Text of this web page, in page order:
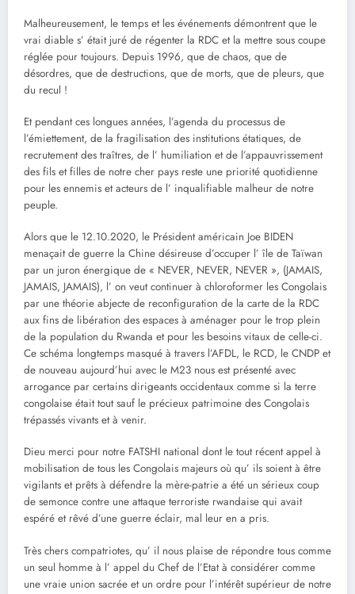
Malheureusement, le temps et les événements démontrent que le
vrai diable s’ était juré de régenter la RDC et la mettre sous coupe
réglée pour toujours. Depuis 1996, que de chaos, que de
désordres, que de destructions, que de morts, que de pleurs, que
du recul !
Et pendant ces longues années, l’agenda du processus de
l’émiettement, de la fragilisation des institutions étatiques, de
recrutement des traîtres, de l’ humiliation et de l’appauvrissement
des fils et filles de notre cher pays reste une priorité quotidienne
pour les ennemis et acteurs de l’ inqualifiable malheur de notre
peuple.
Alors que le 12.10.2020, le Président américain Joe BIDEN
menaçait de guerre la Chine désireuse d’occuper l’ île de Taïwan
par un juron énergique de « NEVER, NEVER, NEVER », (JAMAIS,
JAMAIS, JAMAIS), l’ on veut continuer à chloroformer les Congolais
par une théorie abjecte de reconfiguration de la carte de la RDC
aux fins de libération des espaces à aménager pour le trop plein
de la population du Rwanda et pour les besoins vitaux de celle-ci.
Ce schéma longtemps masqué à travers l’AFDL, le RCD, le CNDP et
de nouveau aujourd’hui avec le M23 nous est présenté avec
arrogance par certains dirigeants occidentaux comme si la terre
congolaise était tout sauf le précieux patrimoine des Congolais
trépassés vivants et à venir.
Dieu merci pour notre FATSHI national dont le tout récent appel à
mobilisation de tous les Congolais majeurs où qu’ ils soient à être
vigilants et prêts à défendre la mère-patrie a été un sérieux coup
de semonce contre une attaque terroriste rwandaise qui avait
espéré et rêvé d’une guerre éclair, mal leur en a pris.
Très chers compatriotes, qu’ il nous plaise de répondre tous comme
un seul homme à l’ appel du Chef de l’Etat à considérer comme
une vraie union sacrée et un ordre pour l’intérêt supérieur de notre